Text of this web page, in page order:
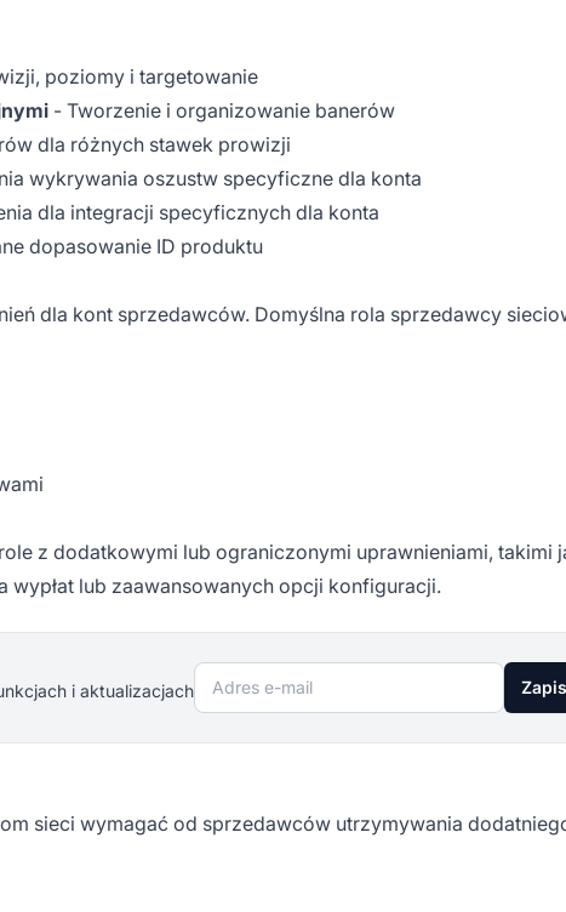
poziomy i targetowanie
- Tworzenie i organizowanie banerów
dla różnych stawek prowizji
wykrywania oszustw specyficzne dla konta
dla integracji specyficznych dla konta
dopasowanie ID produktu
dla kont sprzedawców. Domyślna rola sprzedawcy
z dodatkowymi lub ograniczonymi uprawnieniami, takimi
lub zaawansowanych opcji konfiguracji.
i aktualizacjach
Adres e-mail
sieci wymagać od sprzedawców utrzymywania